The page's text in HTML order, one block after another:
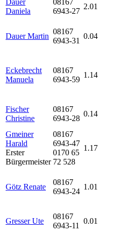
Dauer
Daniela
08167
6943-27
2.01
Dauer Martin
08167
6943-31
0.04
Eckebrecht
Manuela
08167
6943-59
1.14
Fischer
Christine
08167
6943-28
0.14
Gmeiner
Harald
Erster
Bürgermeister
08167
6943-47
0170 65
72 528
1.17
Götz Renate
08167
6943-24
1.01
Gresser Ute
08167
6943-11
0.01